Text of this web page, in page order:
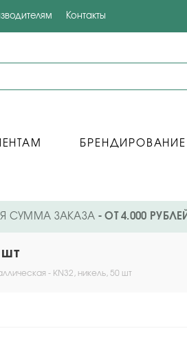
Контакты
БРЕНДИРОВАНИЕ
СУММА ЗАКАЗА - ОТ 4.000 РУБЛЕЙ
шт
- KN32, никель, 50 шт